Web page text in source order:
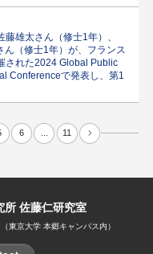
雄太さん（修士1年）、
ん（修士1年）が、フランス
された2024 Global Public
Conferenceで発表し、第1
6 11
所 佐藤仁研究室
京大学 本郷キャンパス内）